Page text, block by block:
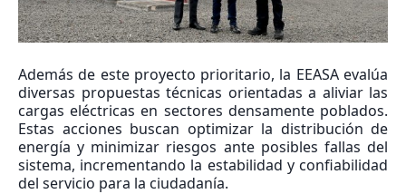
Además de este proyecto prioritario, la EEASA evalúa
diversas propuestas técnicas orientadas a aliviar las
cargas eléctricas en sectores densamente poblados.
Estas acciones buscan optimizar la distribución de
energía y minimizar riesgos ante posibles fallas del
sistema, incrementando la estabilidad y confiabilidad
del servicio para la ciudadanía.